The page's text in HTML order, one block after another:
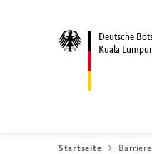
Deutsche
Kuala Lumpur
Startseite